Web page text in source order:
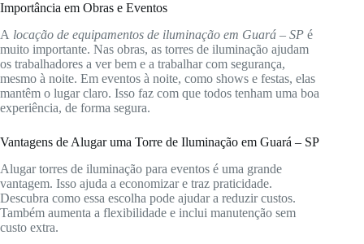
Importância em Obras e Eventos
A locação de equipamentos de iluminação em Guará – SP é
muito importante. Nas obras, as torres de iluminação ajudam
os trabalhadores a ver bem e a trabalhar com segurança,
mesmo à noite. Em eventos à noite, como shows e festas, elas
mantêm o lugar claro. Isso faz com que todos tenham uma boa
experiência, de forma segura.
Vantagens de Alugar uma Torre de Iluminação em Guará – SP
Alugar torres de iluminação para eventos é uma grande
vantagem. Isso ajuda a economizar e traz praticidade.
Descubra como essa escolha pode ajudar a reduzir custos.
Também aumenta a flexibilidade e inclui manutenção sem
custo extra.